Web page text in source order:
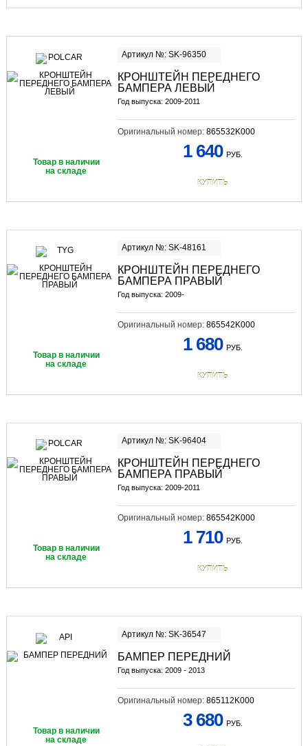
Артикул №: SK-96350
КРОНШТЕЙН ПЕРЕДНЕГО
БАМПЕРА ЛЕВЫЙ
Год выпуска: 2009-2011
Оригинальный номер: 865532K000
Товар в наличии
на складе
1 640 РУБ.
КУПИТЬ
Артикул №: SK-48161
КРОНШТЕЙН ПЕРЕДНЕГО
БАМПЕРА ПРАВЫЙ
Год выпуска: 2009-
Оригинальный номер: 865542K000
Товар в наличии
на складе
1 680 РУБ.
КУПИТЬ
Артикул №: SK-96404
КРОНШТЕЙН ПЕРЕДНЕГО
БАМПЕРА ПРАВЫЙ
Год выпуска: 2009-2011
Оригинальный номер: 865542K000
Товар в наличии
на складе
1 710 РУБ.
КУПИТЬ
Артикул №: SK-36547
БАМПЕР ПЕРЕДНИЙ
Год выпуска: 2009 - 2013
Оригинальный номер: 865112K000
Товар в наличии
на складе
3 680 РУБ.